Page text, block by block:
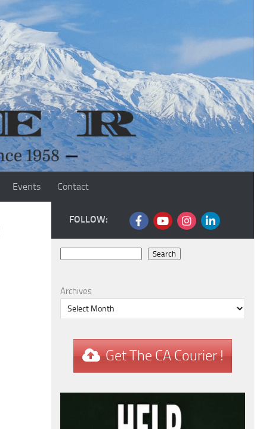
Events Contact
FOLLOW:
Search
Archives
Get The CA Courier !